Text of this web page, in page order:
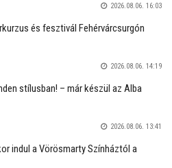
2026.08.06. 16:03
és fesztivál Fehérvárcsurgón
2026.08.06. 14:19
stílusban! – már készül az Alba
2026.08.06. 13:41
indul a Vörösmarty Színháztól a